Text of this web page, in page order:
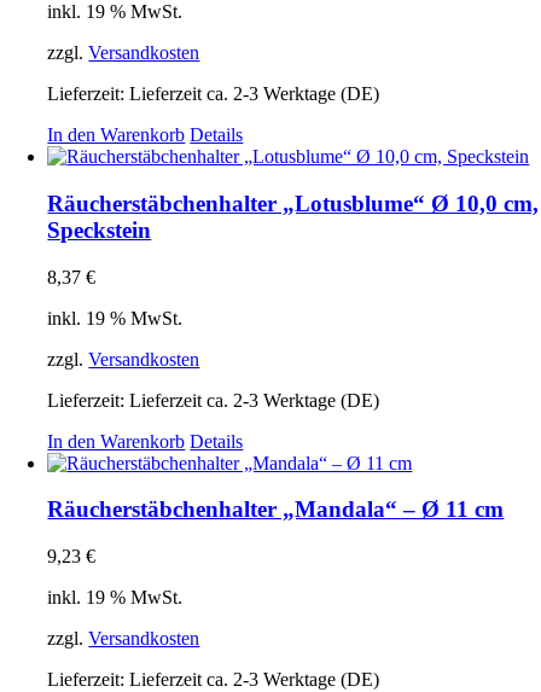
inkl. 19 % MwSt.
zzgl.Versandkosten
Lieferzeit:Lieferzeit ca. 2-3 Werktage (DE)
In den Warenkorb Details
Räucherstäbchenhalter „Lotusblume“ Ø 10,0 cm,
Speckstein
8,37€
inkl. 19 % MwSt.
zzgl.Versandkosten
Lieferzeit:Lieferzeit ca. 2-3 Werktage (DE)
In den Warenkorb Details
Räucherstäbchenhalter „Mandala“ – Ø 11 cm
9,23€
inkl. 19 % MwSt.
zzgl.Versandkosten
Lieferzeit:Lieferzeit ca. 2-3 Werktage (DE)